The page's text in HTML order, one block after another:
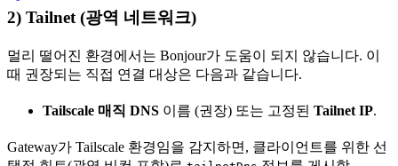
2) Tailnet (광역 네트워크)
멀리 떨어진 환경에서는 Bonjour가 도움이 되지 않습니다. 이
때 권장되는 직접 연결 대상은 다음과 같습니다.
Tailscale 매직 DNS 이름 (권장) 또는 고정된 Tailnet IP.
Gateway가 Tailscale 환경임을 감지하면, 클라이언트를 위한 선